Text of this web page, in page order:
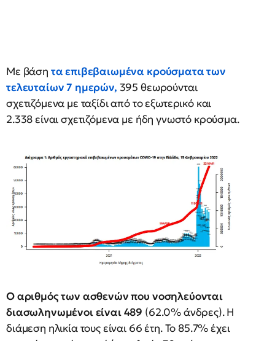
Με βάση τα επιβεβαιωμένα κρούσματα των
τελευταίων 7 ημερών, 395 θεωρούνται
σχετιζόμενα με ταξίδι από το εξωτερικό και
2.338 είναι σχετιζόμενα με ήδη γνωστό κρούσμα.
Ο αριθμός των ασθενών που νοσηλεύονται
διασωληνωμένοι είναι 489 (62.0% άνδρες). Η
διάμεση ηλικία τους είναι 66 έτη. To 85.7% έχει